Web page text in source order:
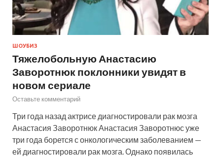
ШОУБИЗ
Тяжелобольную Анастасию
Заворотнюк поклонники увидят в
новом сериале
Оставьте комментарий
Три года назад актрисе диагностировали рак мозга
Анастасия Заворотнюк Анастасия Заворотнюс уже
три года борется с онкологическим заболеванием —
ей диагностировали рак мозга. Однако появилась